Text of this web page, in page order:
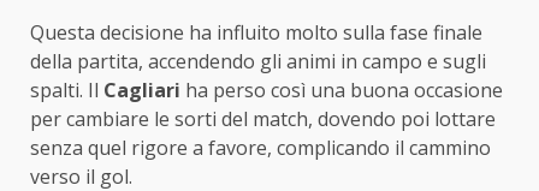
Questa decisione ha influito molto sulla fase finale
della partita, accendendo gli animi in campo e sugli
spalti. Il Cagliari ha perso così una buona occasione
per cambiare le sorti del match, dovendo poi lottare
senza quel rigore a favore, complicando il cammino
verso il gol.